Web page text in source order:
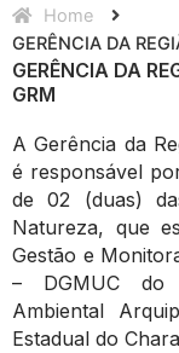
Home
GERÊNCIA DA
GERÊNCIA DA
GRM
A Gerência da
é responsável
de 02 (duas)
Natureza, que
Gestão e
– DGMUC do
Ambiental
Estadual do